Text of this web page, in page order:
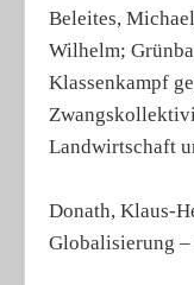
Beleites,
Wilhelm;
Klassenkampf
Landwirtschaft
Donath, Klaus-
Globalisierung